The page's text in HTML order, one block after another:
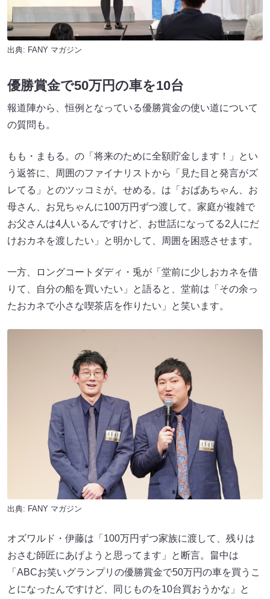
出典: FANY マガジン
優勝賞金で50万円の車を10台
報道陣から、恒例となっている優勝賞金の使い道について
の質問も。
もも・まもる。の「将来のために全額貯金します！」とい
う返答に、周囲のファイナリストから「見た目と発言がズ
レてる」とのツッコミが。せめる。は「おばあちゃん、お
母さん、お兄ちゃんに100万円ずつ渡して。家庭が複雑で
お父さんは4人いるんですけど、お世話になってる2人にだ
けおカネを渡したい」と明かして、周囲を困惑させます。
一方、ロングコートダディ・兎が「堂前に少しおカネを借
りて、自分の船を買いたい」と語ると、堂前は「その余っ
たおカネで小さな喫茶店を作りたい」と笑います。
出典: FANY マガジン
オズワルド・伊藤は「100万円ずつ家族に渡して、残りは
おさむ師匠にあげようと思ってます」と断言。畠中は
「ABCお笑いグランプリの優勝賞金で50万円の車を買うこ
とになったんですけど、同じものを10台買おうかな」と